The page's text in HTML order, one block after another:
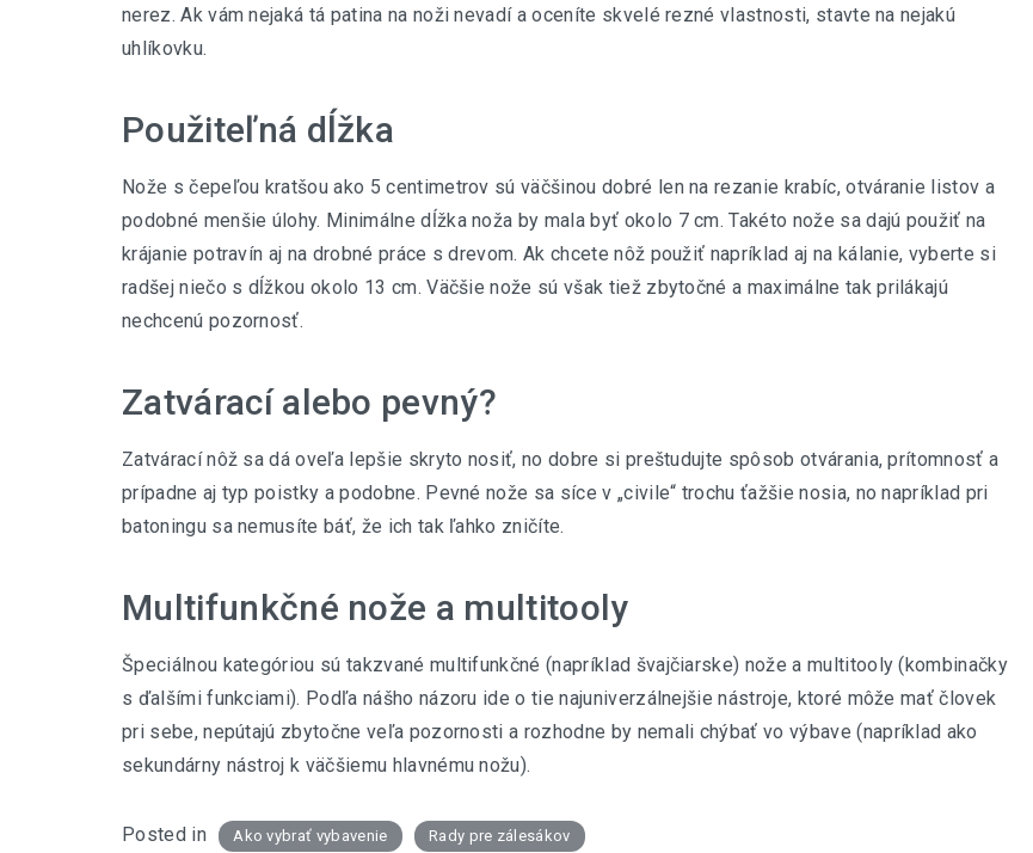
nerez. Ak vám nejaká tá patina na noži nevadí a oceníte skvelé rezné vlastnosti, stavte na nejakú
uhlíkovku.
Použiteľná dĺžka
Nože s čepeľou kratšou ako 5 centimetrov sú väčšinou dobré len na rezanie krabíc, otváranie listov a
podobné menšie úlohy. Minimálne dĺžka noža by mala byť okolo 7 cm. Takéto nože sa dajú použiť na
krájanie potravín aj na drobné práce s drevom. Ak chcete nôž použiť napríklad aj na kálanie, vyberte si
radšej niečo s dĺžkou okolo 13 cm. Väčšie nože sú však tiež zbytočné a maximálne tak prilákajú
nechcenú pozornosť.
Zatvárací alebo pevný?
Zatvárací nôž sa dá oveľa lepšie skryto nosiť, no dobre si preštudujte spôsob otvárania, prítomnosť a
prípadne aj typ poistky a podobne. Pevné nože sa síce v „civile“ trochu ťažšie nosia, no napríklad pri
batoningu sa nemusíte báť, že ich tak ľahko zničíte.
Multifunkčné nože a multitooly
Špeciálnou kategóriou sú takzvané multifunkčné (napríklad švajčiarske) nože a multitooly (kombinačky
s ďalšími funkciami). Podľa nášho názoru ide o tie najuniverzálnejšie nástroje, ktoré môže mať človek
pri sebe, nepútajú zbytočne veľa pozornosti a rozhodne by nemali chýbať vo výbave (napríklad ako
sekundárny nástroj k väčšiemu hlavnému nožu).
Posted in Ako vybrať vybavenie Rady pre zálesákov